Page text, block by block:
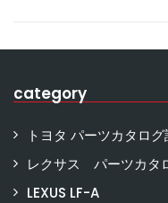
category
トヨタ パーツカタログ
レクサス パーツカタ
LEXUS LF-A